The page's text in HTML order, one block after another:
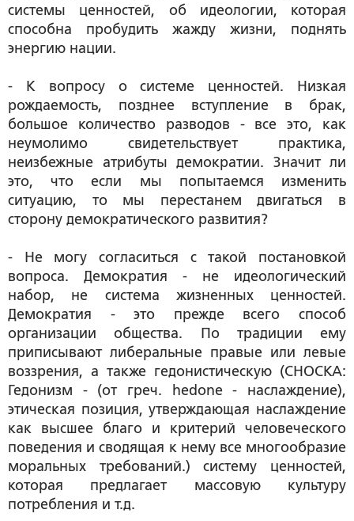
системы ценностей, об идеологии, которая
способна пробудить жажду жизни, поднять
энергию нации.
- К вопросу о системе ценностей. Низкая
рождаемость, позднее вступление в брак,
большое количество разводов - все это, как
неумолимо свидетельствует практика,
неизбежные атрибуты демократии. Значит ли
это, что если мы попытаемся изменить
ситуацию, то мы перестанем двигаться в
сторону демократического развития?
- Не могу согласиться с такой постановкой
вопроса. Демократия - не идеологический
набор, не система жизненных ценностей.
Демократия - это прежде всего способ
организации общества. По традиции ему
приписывают либеральные правые или левые
воззрения, а также гедонистическую (СНОСКА:
Гедонизм - (от греч. hedone - наслаждение),
этическая позиция, утверждающая наслаждение
как высшее благо и критерий человеческого
поведения и сводящая к нему все многообразие
моральных требований.) систему ценностей,
которая предлагает массовую культуру
потребления и т.д.